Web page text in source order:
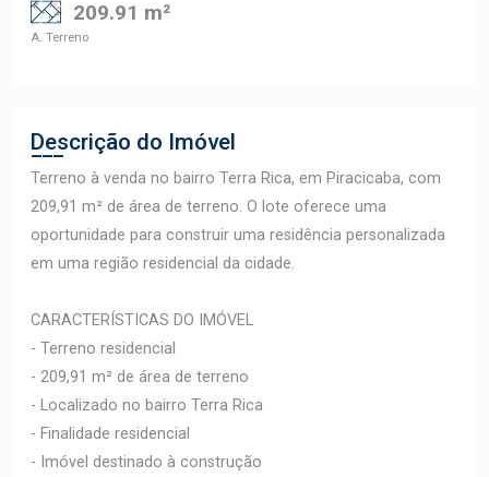
209.91 m²
A. Terreno
Descrição do Imóvel
Terreno à venda no bairro Terra Rica, em Piracicaba, com
209,91 m² de área de terreno. O lote oferece uma
oportunidade para construir uma residência personalizada
em uma região residencial da cidade.
CARACTERÍSTICAS DO IMÓVEL
- Terreno residencial
- 209,91 m² de área de terreno
- Localizado no bairro Terra Rica
- Finalidade residencial
- Imóvel destinado à construção